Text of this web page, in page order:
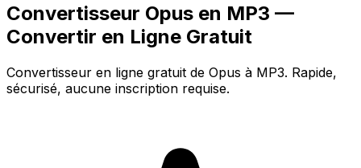
Convertisseur Opus en MP3 —
Convertir en Ligne Gratuit
Convertisseur en ligne gratuit de Opus à MP3. Rapide,
sécurisé, aucune inscription requise.